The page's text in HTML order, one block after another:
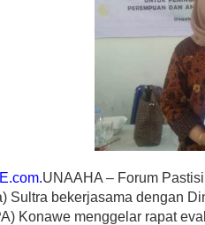
UNAAHA – Forum
Sultra bekerjasama dengan
Konawe menggelar rapat